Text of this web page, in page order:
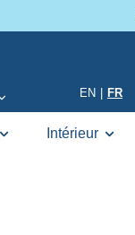
EN FR
Intérieur